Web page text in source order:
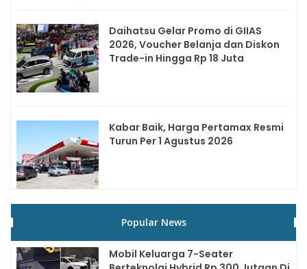
Daihatsu Gelar Promo di GIIAS
2026, Voucher Belanja dan Diskon
Trade-in Hingga Rp 18 Juta
Kabar Baik, Harga Pertamax Resmi
Turun Per 1 Agustus 2026
Popular News
Mobil Keluarga 7-Seater